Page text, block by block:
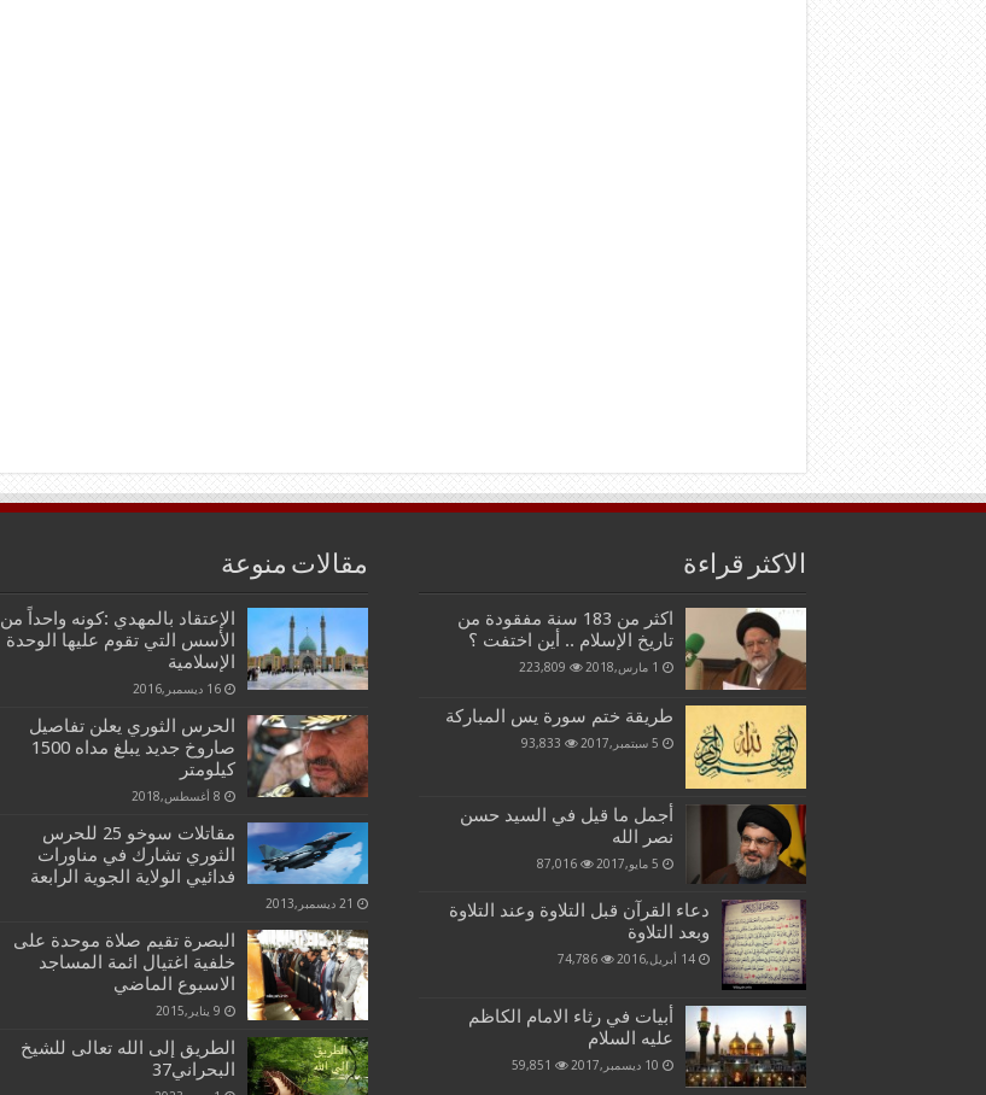
الاكثر قراءة
اكثر من 183 سنة مفقودة من
تاريخ الإسلام .. أين اختفت ؟
1 مارس,2018 223,809
طريقة ختم سورة يس المباركة
5 سبتمبر,2017 93,833
أجمل ما قيل في السيد حسن
نصر الله
5 مايو,2017 87,016
دعاء القرآن قبل التلاوة وعند التلاوة
وبعد التلاوة
14 أبريل,2016 74,786
أبيات في رثاء الامام الكاظم
عليه السلام
10 ديسمبر,2017 59,851
مقالات منوعة
الإعتقاد بالمهدي :كونه واحداً من
الأسس التي تقوم عليها الوحدة
الإسلامية
16 ديسمبر,2016
الحرس الثوري يعلن تفاصيل
صاروخ جديد يبلغ مداه 1500
كيلومتر
8 أغسطس,2018
مقاتلات سوخو 25 للحرس
الثوري تشارك في مناورات
فدائيي الولاية الجوية الرابعة
21 ديسمبر,2013
البصرة تقيم صلاة موحدة على
خلفية اغتيال ائمة المساجد
الاسبوع الماضي
9 يناير,2015
الطريق إلى الله تعالى للشيخ
البحراني37